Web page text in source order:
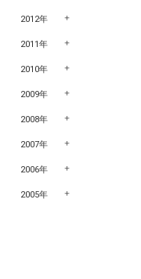
2012年
2011年
2010年
2009年
2008年
2007年
2006年
2005年